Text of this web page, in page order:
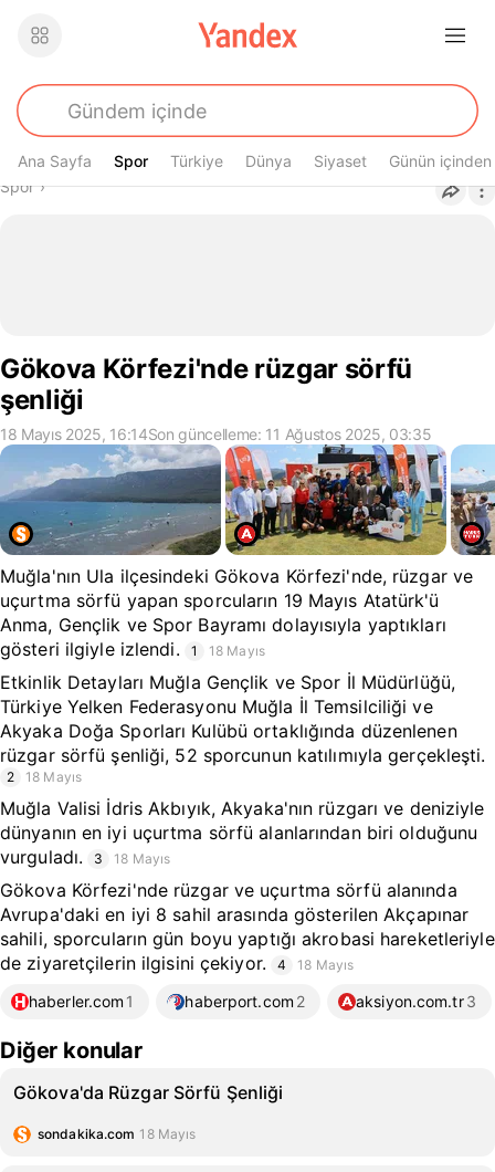
Ana Sayfa Spor
Spor Türkiye Dünya Siyaset Günün içinden
Buradasın
Spor›
Gökova Körfezi'nde rüzgar sörfü
şenliği
18 Mayıs 2025, 16:14Son güncelleme: 11 Ağustos 2025, 03:35
Muğla'nın Ula ilçesindeki Gökova Körfezi'nde, rüzgar ve
uçurtma sörfü yapan sporcuların 19 Mayıs Atatürk'ü
Anma, Gençlik ve Spor Bayramı dolayısıyla yaptıkları
gösteri ilgiyle izlendi.
1 18 Mayıs
Etkinlik Detayları Muğla Gençlik ve Spor İl Müdürlüğü,
Türkiye Yelken Federasyonu Muğla İl Temsilciliği ve
Akyaka Doğa Sporları Kulübü ortaklığında düzenlenen
rüzgar sörfü şenliği, 52 sporcunun katılımıyla gerçekleşti.
2 18 Mayıs
Muğla Valisi İdris Akbıyık, Akyaka'nın rüzgarı ve deniziyle
dünyanın en iyi uçurtma sörfü alanlarından biri olduğunu
vurguladı.
3 18 Mayıs
Gökova Körfezi'nde rüzgar ve uçurtma sörfü alanında
Avrupa'daki en iyi 8 sahil arasında gösterilen Akçapınar
sahili, sporcuların gün boyu yaptığı akrobasi hareketleriyle
de ziyaretçilerin ilgisini çekiyor.
4 18 Mayıs
haberler.com 1 haberport.com 2 aksiyon.com.tr3
Diğer konular
Gökova'da Rüzgar Sörfü Şenliği
sondakika.com 18 Mayıs